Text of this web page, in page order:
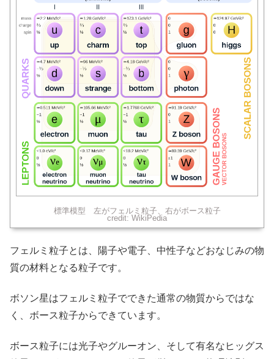
標準模型 左がフェルミ粒子、右がボース粒子
credit: WikiPedia
フェルミ粒子とは、陽子や電子、中性子などおなじみの物
質の材料となる粒子です。
ボソン星はフェルミ粒子でできた通常の物質からではな
く、ボース粒子からできています。
ボース粒子には光子やグルーオン、そして有名なヒッグス